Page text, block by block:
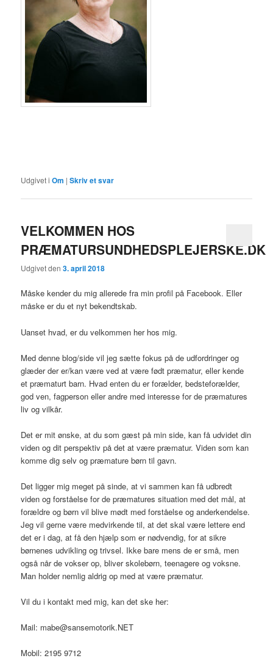
Udgivet i Om |Skriv et svar
VELKOMMEN HOS
PRÆMATURSUNDHEDSPLEJERSKE.DK
Udgivet den3. april 2018
Måske kender du mig allerede fra min profil på Facebook. Eller
måske er du et nyt bekendtskab.
Uanset hvad, er du velkommen her hos mig.
Med denne blog/side vil jeg sætte fokus på de udfordringer og
glæder der er/kan være ved at være født præmatur, eller kende
et præmaturt barn. Hvad enten du er forælder, bedsteforælder,
god ven, fagperson eller andre med interesse for de præmatures
liv og vilkår.
Det er mit ønske, at du som gæst på min side, kan få udvidet din
viden og dit perspektiv på det at være præmatur. Viden som kan
komme dig selv og præmature børn til gavn.
Det ligger mig meget på sinde, at vi sammen kan få udbredt
viden og forståelse for de præmatures situation med det mål, at
forældre og børn vil blive mødt med forståelse og anderkendelse.
Jeg vil gerne være medvirkende til, at det skal være lettere end
det er i dag, at få den hjælp som er nødvendig, for at sikre
børnenes udvikling og trivsel. Ikke bare mens de er små, men
også når de vokser op, bliver skolebørn, teenagere og voksne.
Man holder nemlig aldrig op med at være præmatur.
Vil du i kontakt med mig, kan det ske her:
Mail: mabe@sansemotorik.NET
Mobil: 2195 9712